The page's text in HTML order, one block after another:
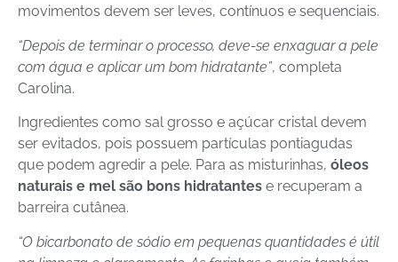
movimentos devem ser leves, contínuos e sequenciais.
“Depois de terminar o processo, deve-se enxaguar a pele
com água e aplicar um bom hidratante”, completa
Carolina.
Ingredientes como sal grosso e açúcar cristal devem
ser evitados, pois possuem partículas pontiagudas
que podem agredir a pele. Para as misturinhas, óleos
naturais e mel são bons hidratantes e recuperam a
barreira cutânea.
“O bicarbonato de sódio em pequenas quantidades é útil